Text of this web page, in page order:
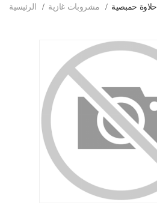
الرئيسية مشروبات غازية حلاوة حمبصية